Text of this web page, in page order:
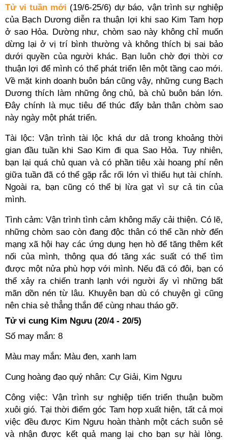
Tử vi tuần mới (19/6-25/6) dự báo, vận trình sự nghiệp
của Bạch Dương diễn ra thuận lợi khi sao Kim Tam hợp
ở sao Hỏa. Dường như, chòm sao này không chỉ muốn
dừng lại ở vị trí bình thường và không thích bị sai bảo
dưới quyền của người khác. Bạn luôn chờ đợi thời cơ
thuận lợi để mình có thể phát triển lên một tầng cao mới.
Về mặt kinh doanh buôn bán cũng vậy, những cung Bạch
Dương thích làm những ông chủ, bà chủ buôn bán lớn.
Đây chính là mục tiêu để thúc đẩy bản thân chòm sao
này ngày một phát triển.
Tài lộc: Vận trình tài lộc khá dư dả trong khoảng thời
gian đầu tuần khi Sao Kim đi qua Sao Hỏa. Tuy nhiên,
bạn lại quá chủ quan và có phần tiêu xài hoang phí nên
giữa tuần đã có thể gặp rắc rối lớn vì thiếu hụt tài chính.
Ngoài ra, bạn cũng có thể bị lừa gạt vì sự cả tin của
mình.
Tình cảm: Vận trình tình cảm không mấy cải thiện. Có lẽ,
những chòm sao còn đang độc thân có thể cần nhờ đến
mạng xã hội hay các ứng dụng hẹn hò để tăng thêm kết
nối của mình, thông qua đó tăng xác suất có thể tìm
được một nửa phù hợp với mình. Nếu đã có đôi, bạn có
thể xảy ra chiến tranh lạnh với người ấy vì những bất
mãn dồn nén từ lâu. Khuyên bạn dù có chuyện gì cũng
nên chia sẻ thẳng thắn để cùng nhau tháo gỡ.
Tử vi cung Kim Ngưu (20/4 - 20/5)
Số may mắn: 8
Màu may mắn: Màu đen, xanh lam
Cung hoàng đạo quý nhân: Cự Giải, Kim Ngưu
Công việc: Vận trình sự nghiệp tiến triển thuận buồm
xuôi gió. Tại thời điểm góc Tam hợp xuất hiện, tất cả mọi
việc đều được Kim Ngưu hoàn thành một cách suôn sẻ
và nhận được kết quả mang lại cho bạn sự hài lòng.